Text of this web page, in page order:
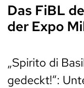
Das FiBL
der Expo
„Spirito di
gedeckt!“: